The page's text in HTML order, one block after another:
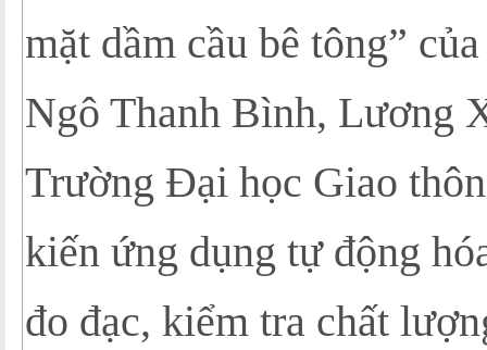
mặt dầm cầu bê tông”
Ngô Thanh Bình, Lương
Trường Đại học Giao
kiến ứng dụng tự động
đo đạc, kiểm tra chất